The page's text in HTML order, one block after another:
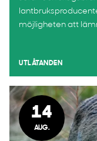
möjligheten att
UTLÅTANDEN
14
AUG.